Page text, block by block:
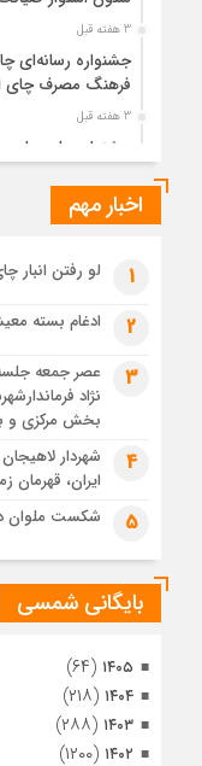
3 هفته قبل
جشنواره رسانه‌ای
فرهنگ مصرف چای
3 هفته قبل
جشنواره ملی چای،
4 هفته قبل
4 هفته قبل
رئوف
تصاویر هوایی
مراسم تشییع
تصاویری از تراکم
اشرف
اخبار مهم
1 لو رفتن انبار
2 ادغام بسته
3
عصر جمعه
نژاد
بخش مرکزی و
4
شهردار
ایران، قهرمان
5 شکست ملوان
بایگانی شمسی
۱۴۰۵ (۶۴)
۱۴۰۴ (۲۱۸)
۱۴۰۳ (۲۸۸)
۱۴۰۲ (۱۲۰۰)